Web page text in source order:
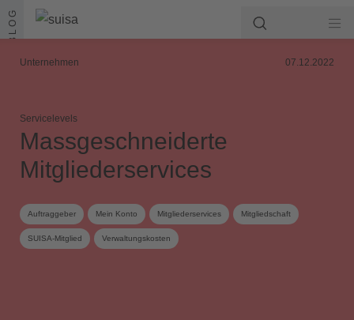
Zum Inhalt springen
BLOG
Unternehmen 07.12.2022
Servicelevels
Massgeschneiderte
Mitgliederservices
Auftraggeber Mein Konto Mitgliederservices Mitgliedschaft
SUISA-Mitglied Verwaltungskosten